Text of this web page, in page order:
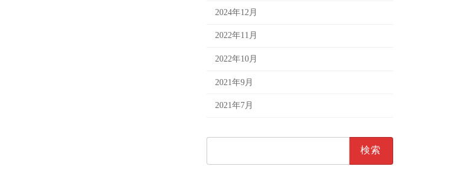
2024年12月
2022年11月
2022年10月
2021年9月
2021年7月